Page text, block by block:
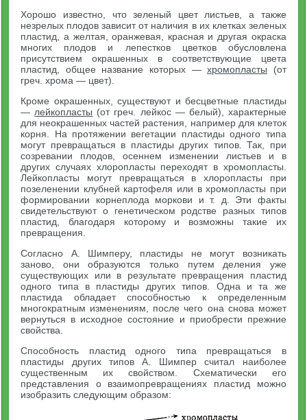
Хорошо известно, что зеленый цвет листьев, а также
незрелых плодов зависит от наличия в их клетках зеленых
пластид, а желтая, оранжевая, красная и другая окраска
многих плодов и лепестков цветков обусловлена
присутствием окрашенных в соответствующие цвета
пластид, общее название которых —хромопласты (от
греч. хрома — цвет).
Кроме окрашенных, существуют и бесцветные пластиды
— лейкопласты (от греч. лейкос — белый), характерные
для неокрашенных частей растения, например для клеток
корня. На протяжении вегетации пластиды одного типа
могут превращаться в пластиды других типов. Так, при
созревании плодов, осеннем изменении листьев и в
других случаях хлоропласты переходят в хромопласты.
Лейкопласты могут превращаться в хлоропласты при
позеленении клубней картофеля или в хромопласты при
формировании корнеплода моркови и т. д. Эти факты
свидетельствуют о генетическом родстве разных типов
пластид, благодаря которому и возможны такие их
превращения.
Согласно А. Шимперу, пластиды не могут возникать
заново, они образуются только путем деления уже
существующих или в результате превращения пластид
одного типа в пластиды других типов. Одна и та же
пластида обладает способностью к определенным
многократным изменениям, после чего она снова может
вернуться в исходное состояние и приобрести прежние
свойства.
Способность пластид одного типа превращаться в
пластиды других типов А. Шимпер считал наиболее
существенным их свойством. Схематически его
представления о взаимопревращениях пластид можно
изобразить следующим образом: